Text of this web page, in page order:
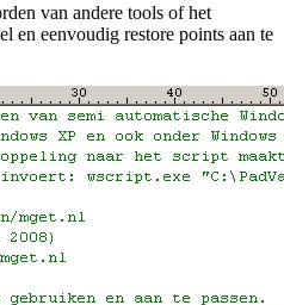
van andere tools of het
en eenvoudig restore points aan te